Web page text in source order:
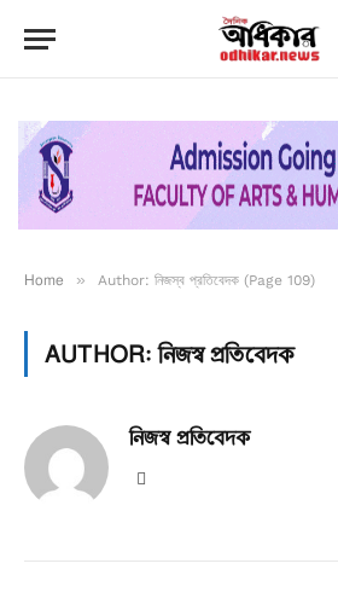
Home » Author: নিজস্ব প্রতিবেদক (Page 109)
AUTHOR:নিজস্ব প্রতিবেদক
নিজস্ব প্রতিবেদক